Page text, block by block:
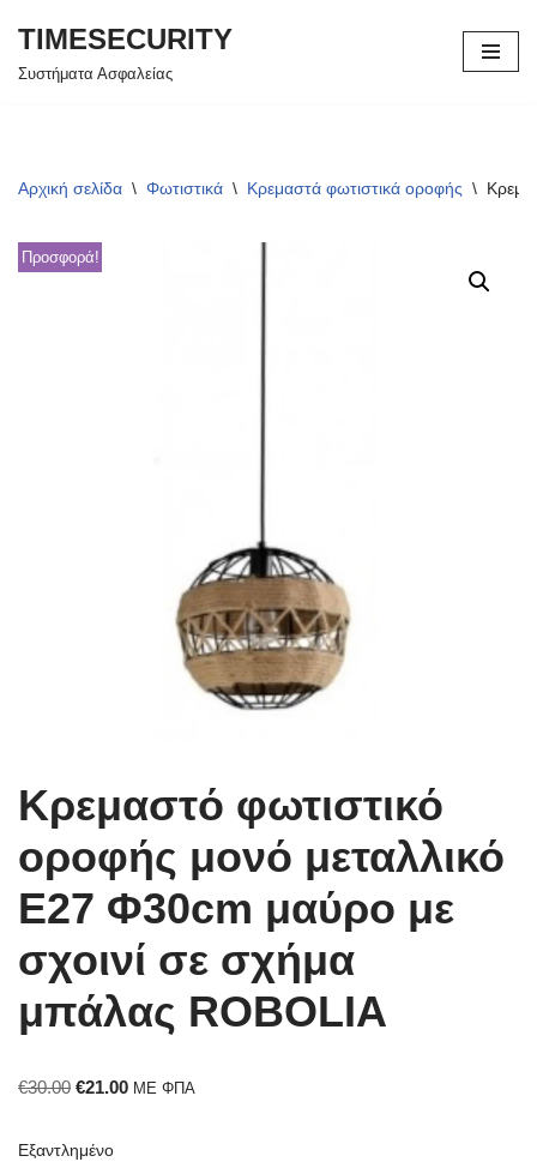
Μεταπηδήστε
TIMESECURITY
Συστήματα Ασφαλείας
Αρχική σελίδα \ Φωτιστικά \ Κρεμαστά φωτιστικά οροφής \
Προσφορά!
Κρεμαστό φωτιστικό
οροφής μονό μεταλλικό
Ε27 Φ30cm μαύρο με
σχοινί σε σχήμα
μπάλας ROBOLIA
€30.00 €21.00 ΜΕ ΦΠΑ
Εξαντλημένο